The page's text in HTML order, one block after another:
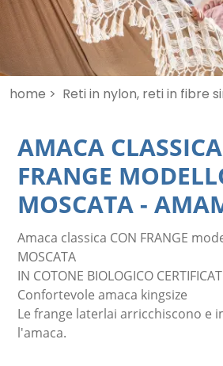
home > Reti in nylon, reti in fibre
AMACA
FRANGE
MOSCATA -
Amaca classica CON FRANGE
MOSCATA
IN COTONE BIOLOGICO
Confortevole amaca kingsize
Le frange laterlai arricchiscono e
l'amaca.